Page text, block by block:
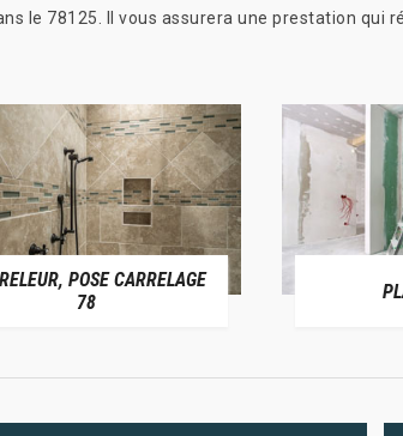
le 78125. Il vous assurera une prestation qui
POSE CARRELAGE
78